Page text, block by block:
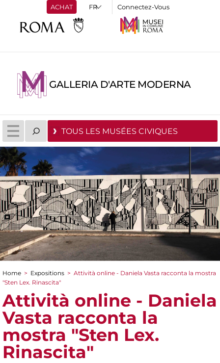
ACHAT Connectez-Vous
GALLERIA D'ARTE MODERNA
TOUS LES MUSÉES CIVIQUES
You are here
Home > Expositions > Attività online - Daniela Vasta racconta la mostra
"Sten Lex. Rinascita"
Attività online - Daniela
Vasta racconta la
mostra "Sten Lex.
Rinascita"